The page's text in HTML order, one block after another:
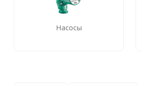
Насосы